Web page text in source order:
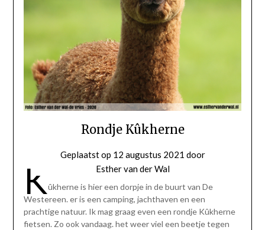
Rondje Kûkherne
Geplaatst op 12 augustus 2021 door
Esther van der Wal
Kûkherne is hier een dorpje in de buurt van De
Westereen. er is een camping, jachthaven en een
prachtige natuur. Ik mag graag even een rondje Kûkherne
fietsen. Zo ook vandaag. het weer viel een beetje tegen